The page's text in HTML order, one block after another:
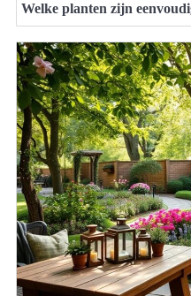
Welke planten zijn